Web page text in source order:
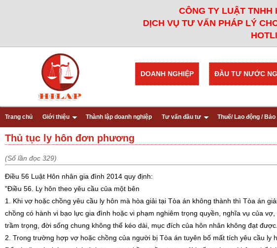
CÔNG TY LUẬT TNHH
DỊCH VỤ TƯ VẤN PHÁP LÝ
ĐẦU TƯ NƯỚC
DOANH NGHIỆP
Trang chủ Giới thiệu Thành lập doanh nghiệp Tư vấn đầu tư Thuế/ Lao động /
Thủ tục ly hôn đơn phương
(Số lần đọc 329)
Điều 56 Luật Hôn nhân gia đình 2014 quy định:
"Điều 56. Ly hôn theo yêu cầu của một bên
1. Khi vợ hoặc chồng yêu cầu ly hôn mà hòa giải tại Tòa án không thành thì Tòa án
chồng có hành vi bạo lực gia đình hoặc vi phạm nghiêm trọng quyền, nghĩa vụ của
trầm trọng, đời sống chung không thể kéo dài, mục đích của hôn nhân không đạt được.
2. Trong trường hợp vợ hoặc chồng của người bị Tòa án tuyên bố mất tích yêu cầu ly